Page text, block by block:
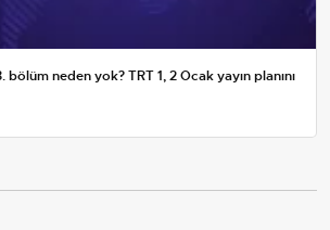
bölüm neden yok? TRT 1, 2 Ocak yayın planını